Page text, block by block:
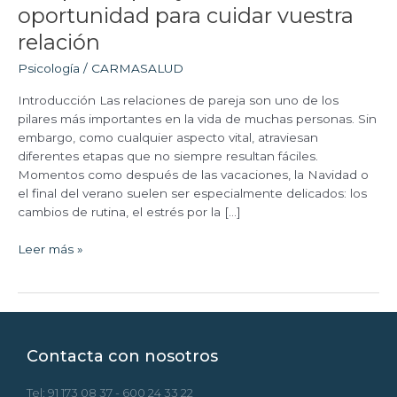
oportunidad para cuidar vuestra
relación
Psicología / CARMASALUD
Introducción Las relaciones de pareja son uno de los
pilares más importantes en la vida de muchas personas. Sin
embargo, como cualquier aspecto vital, atraviesan
diferentes etapas que no siempre resultan fáciles.
Momentos como después de las vacaciones, la Navidad o
el final del verano suelen ser especialmente delicados: los
cambios de rutina, el estrés por la […]
oportunidad
para
relación
Leer más »
Contacta con nosotros
Tel: 91 173 08 37 - 600 24 33 22